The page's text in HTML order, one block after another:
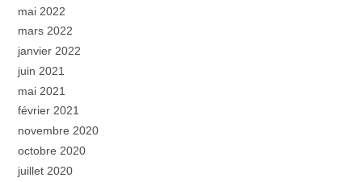
mai 2022
mars 2022
janvier 2022
juin 2021
mai 2021
février 2021
novembre 2020
octobre 2020
juillet 2020